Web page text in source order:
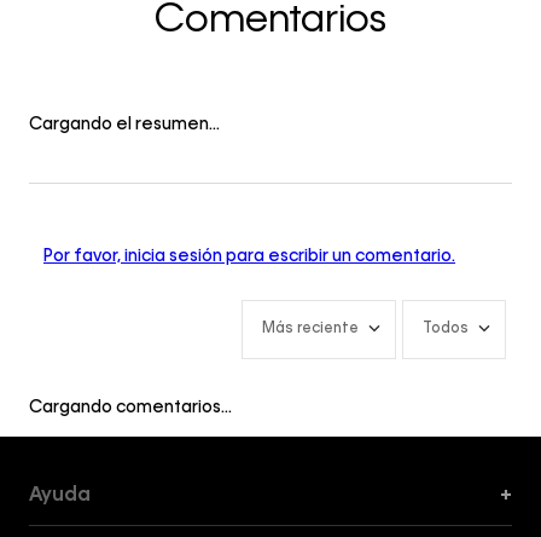
Comentarios
Cargando el resumen…
Por favor, inicia sesión para escribir un comentario.
Más reciente Todos
Cargando comentarios…
Ayuda +